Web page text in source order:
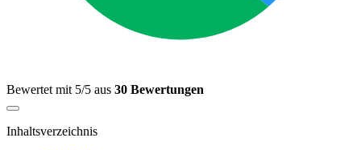
Bewertet mit 5/5 aus 30 Bewertungen
Inhaltsverzeichnis